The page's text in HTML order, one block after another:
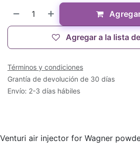
Agregar a la lista
Términos y condiciones
Grantía de devolución de 30 días
Envío: 2-3 días hábiles
Venturi air injector for Wagner